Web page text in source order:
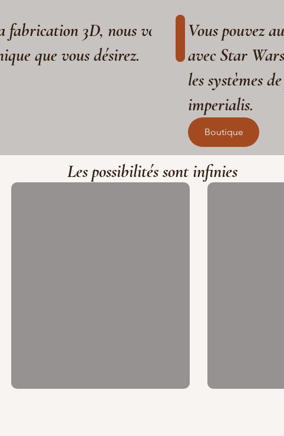
fabrication 3D, nous vous aidons à réaliser
que vous désirez.
Vous pouvez
avec Star
les systèmes
imperialis.
Boutique
Les possibilités sont infinies